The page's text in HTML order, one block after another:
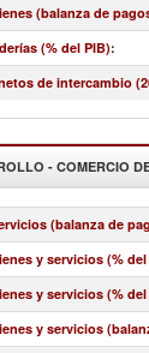
(balanza de
(% del PIB):
de intercambio
- COMERCIO
(balanza de
y servicios (% del
y servicios (%
y servicios